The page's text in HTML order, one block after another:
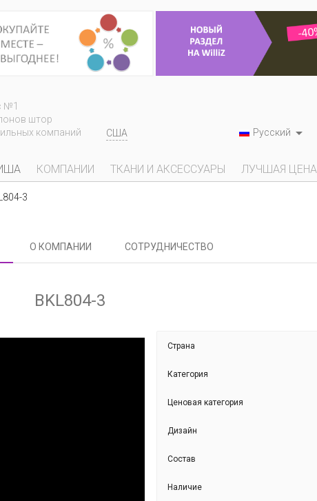
№1
штор
компаний
США
Русский 
КОМПАНИИ ТКАНИ И АКСЕССУАРЫ ЛУЧШАЯ ЦЕНА
3
О КОМПАНИИ СОТРУДНИЧЕСТВО
BKL804-3
BKL616-2
Страна
Категория
Ценовая категория
Дизайн
Состав
Наличие